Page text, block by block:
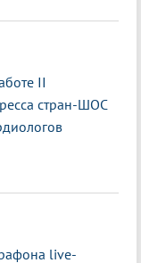
II
стран-ШОС
live-